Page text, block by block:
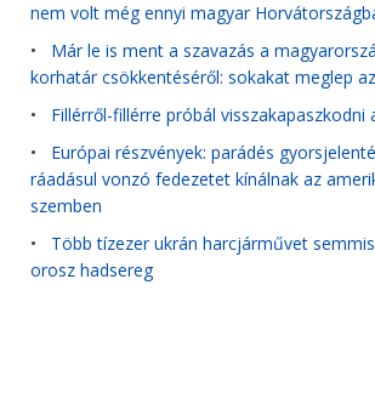
nem volt még ennyi magyar
• Már le is ment a szavazás a
korhatár csökkentéséről: sokakat meglep
• Fillérről-fillérre próbál visszakapaszkodni
• Európai részvények: parádés
ráadásul vonzó fedezetet kínálnak az
szemben
• Több tízezer ukrán harcjárművet
orosz hadsereg